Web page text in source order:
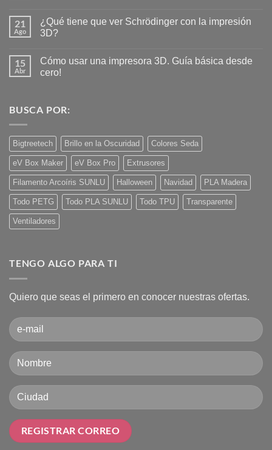
comentarios
en
¿Es
piezas
para
21
Ago
¿Qué tiene que ver Schrödinger con la impresión
3D?
comentarios
¿Qué
Schrödinger
con
3D?
15
Abr
Cómo usar una impresora 3D. Guía básica desde
cero!
en
Cómo
impresora
3D.
Guía
básica
desde
cero!
BUSCA POR:
Bigtreetech Brillo en la Oscuridad Colores Seda
eV Box Maker eV Box Pro Extrusores
Filamento Arcoíris SUNLU Halloween Navidad PLA Madera
Todo PETG Todo PLA SUNLU Todo TPU Transparente
Ventiladores
TENGO ALGO PARA TI
Quiero que seas el primero en conocer nuestras ofertas.